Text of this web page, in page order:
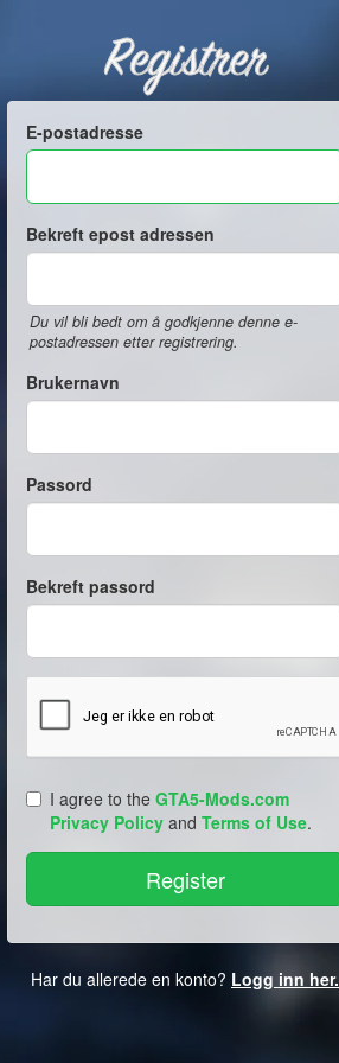
Registrer
E-postadresse
Bekreft epost adressen
Du vil bli bedt om å godkjenne denne e-
postadressen etter registrering.
Brukernavn
Passord
Bekreft passord
I agree to the GTA5-Mods.com
Privacy Policy and Terms of Use.
Har du allerede en konto? Logg inn her.